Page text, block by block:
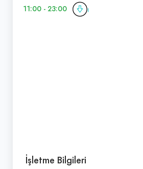
11:00 - 23:00
İşletme Bilgileri